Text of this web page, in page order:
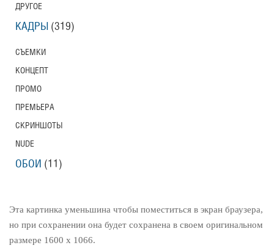
Эта картинка уменьшина чтобы поместиться в экран браузера,
но при сохранении она будет сохранена в своем оригинальном
размере 1600 x 1066.
ДРУГОЕ
КАДРЫ (319)
СЪЕМКИ
КОНЦЕПТ
ПРОМО
ПРЕМЬЕРА
СКРИНШОТЫ
NUDE
ОБОИ (11)